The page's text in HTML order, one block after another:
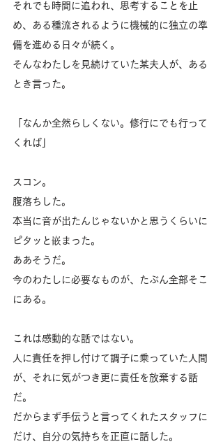
それでも時間に追われ、思考することを止
め、ある種流されるように機械的に独立の準
備を進める日々が続く。
そんなわたしを見続けていた某夫人が、ある
とき言った。
「なんか全然らしくない。修行にでも行って
くれば」
スコン。
腹落ちした。
本当に音が出たんじゃないかと思うくらいに
ピタッと嵌まった。
ああそうだ。
今のわたしに必要なものが、たぶん全部そこ
にある。
これは感動的な話ではない。
人に責任を押し付けて調子に乗っていた人間
が、それに気がつき更に責任を放棄する話
だ。
だからまず手伝うと言ってくれたスタッフに
だけ、自分の気持ちを正直に話した。